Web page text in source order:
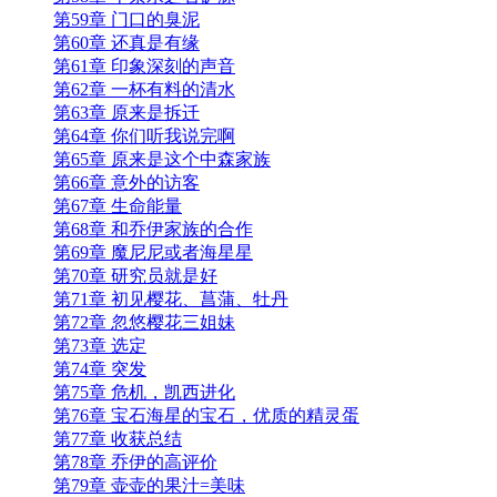
第59章 门口的臭泥
第60章 还真是有缘
第61章 印象深刻的声音
第62章 一杯有料的清水
第63章 原来是拆迁
第64章 你们听我说完啊
第65章 原来是这个中森家族
第66章 意外的访客
第67章 生命能量
第68章 和乔伊家族的合作
第69章 魔尼尼或者海星星
第70章 研究员就是好
第71章 初见樱花、菖蒲、牡丹
第72章 忽悠樱花三姐妹
第73章 选定
第74章 突发
第75章 危机，凯西进化
第76章 宝石海星的宝石，优质的精灵蛋
第77章 收获总结
第78章 乔伊的高评价
第79章 壶壶的果汁=美味